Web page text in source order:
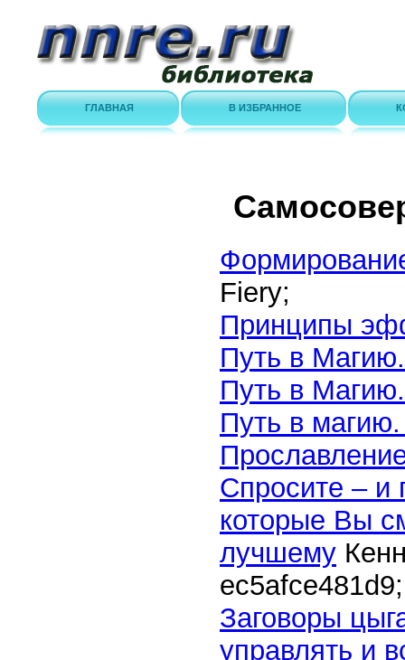
ГЛАВНАЯ В ИЗБРАННОЕ
Fiery;
Принципы
Путь в
Путь в
Путь в
Спросите – и
которые Вы
лучшему
ec5afce481d9;
Заговоры
управлять и